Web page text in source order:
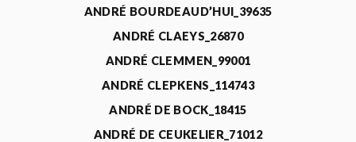
ANDRÉ BOURDEAUD’HUI_39635
ANDRÉ CLAEYS_26870
ANDRÉ CLEMMEN_99001
ANDRÉ CLEPKENS_114743
ANDRÉ DE BOCK_18415
ANDRÉ DE CEUKELIER_71012